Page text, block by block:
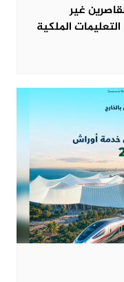
غير
الملكية